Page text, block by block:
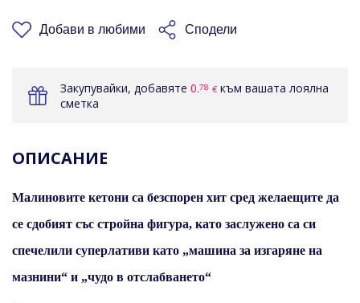
КОШНИЦАТА
Добави в любими Сподели
Закупувайки, добавяте 0.78 € към вашата лоялна
сметка
ОПИСАНИЕ
Малиновите кетони са безспорен хит сред желаещите да
се сдобият със стройна фигура, като заслужено са си
спечелили суперлативи като „машина за изгаряне на
мазнини“ и „чудо в отслабването“